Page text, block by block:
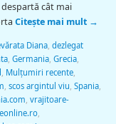
cât mai
Citește mai mult →
Diana, dezlegat
, Germania, Grecia,
Mulţumiri recente,
scos argintul viu Spania,
vrajitoare-
,